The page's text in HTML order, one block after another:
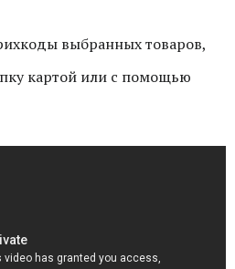
выбранных товаров,
картой или с помощью